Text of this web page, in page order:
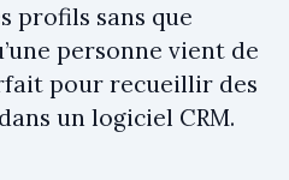
profils sans que
personne vient de
pour recueillir des
un logiciel CRM.